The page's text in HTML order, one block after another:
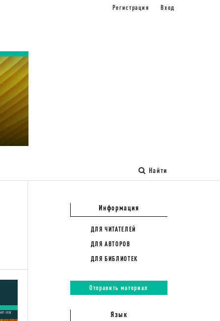
Найти
Регистрация Вход
Информация
ДЛЯ ЧИТАТЕЛЕЙ
ДЛЯ АВТОРОВ
ДЛЯ БИБЛИОТЕК
Отправить материал
Язык